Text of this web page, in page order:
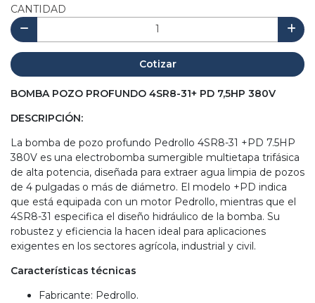
CANTIDAD
Cotizar
BOMBA POZO PROFUNDO 4SR8-31+ PD 7,5HP 380V
DESCRIPCIÓN:
La bomba de pozo profundo Pedrollo 4SR8-31 +PD 7.5HP
380V es una electrobomba sumergible multietapa trifásica
de alta potencia, diseñada para extraer agua limpia de pozos
de 4 pulgadas o más de diámetro. El modelo +PD indica
que está equipada con un motor Pedrollo, mientras que el
4SR8-31 especifica el diseño hidráulico de la bomba. Su
robustez y eficiencia la hacen ideal para aplicaciones
exigentes en los sectores agrícola, industrial y civil.
Características técnicas
Fabricante: Pedrollo.